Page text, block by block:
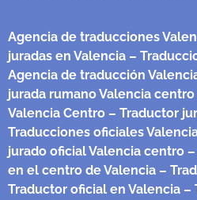
Agencia de traducciones
juradas en Valencia –
Agencia de traducción
jurada rumano Valencia centro
Valencia Centro – Traductor
Traducciones oficiales
jurado oficial Valencia centro
en el centro de Valencia –
Traductor oficial en Valencia –